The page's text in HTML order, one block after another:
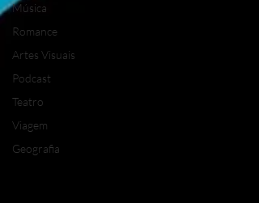
Música
Romance
Artes Visuais
Podcast
Teatro
Viagem
Geografia